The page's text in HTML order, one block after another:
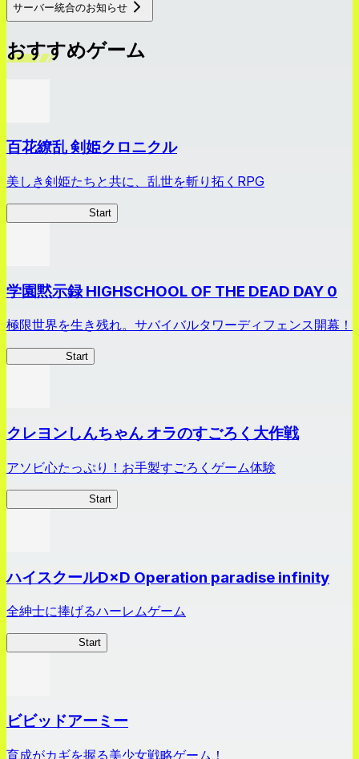
サーバー統合のお知らせ
おすすめゲーム
百花繚乱 剣姫クロニクル
美しき剣姫たちと共に、乱世を斬り拓くRPG
Start
学園黙示録 HIGHSCHOOL OF THE DEAD DAY 0
極限世界を生き残れ。サバイバルタワーディフェンス開幕！
Start
クレヨンしんちゃん オラのすごろく大作戦
アソビ心たっぷり！お手製すごろくゲーム体験
Start
ハイスクールD×D Operation paradise infinity
全紳士に捧げるハーレムゲーム
Start
ビビッドアーミー
育成がカギを握る美少女戦略ゲーム！